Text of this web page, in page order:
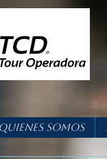
Quienes Somos